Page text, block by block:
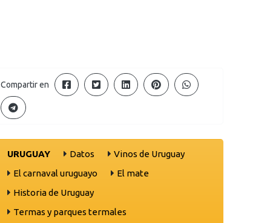
Compartir en
URUGUAY Datos
Vinos de Uruguay
El carnaval uruguayo
El mate
Historia de Uruguay
Termas y parques termales